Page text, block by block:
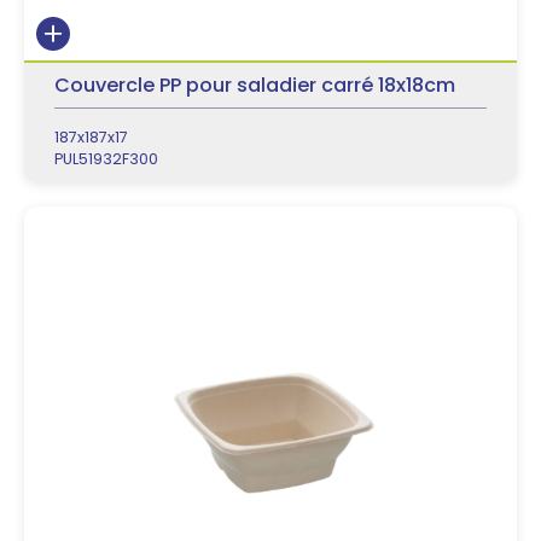
Couvercle PP pour saladier carré 18x18cm
187x187x17
PUL51932F300